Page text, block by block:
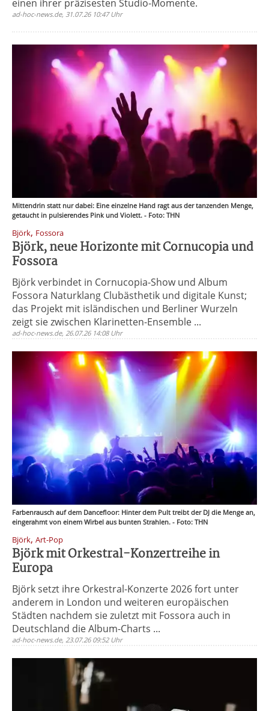
einen ihrer präzisesten Studio-Momente.
ad-hoc-news.de, 31.07.26 10:47 Uhr
Mittendrin statt nur dabei: Eine einzelne Hand ragt aus der tanzenden Menge,
getaucht in pulsierendes Pink und Violett. - Foto: THN
Björk, Fossora
Björk, neue Horizonte mit Cornucopia und
Fossora
Björk verbindet in Cornucopia-Show und Album
Fossora Naturklang Clubästhetik und digitale Kunst;
das Projekt mit isländischen und Berliner Wurzeln
zeigt sie zwischen Klarinetten-Ensemble ...
ad-hoc-news.de, 26.07.26 14:08 Uhr
Farbenrausch auf dem Dancefloor: Hinter dem Pult treibt der DJ die Menge an,
eingerahmt von einem Wirbel aus bunten Strahlen. - Foto: THN
Björk, Art-Pop
Björk mit Orkestral-Konzertreihe in
Europa
Björk setzt ihre Orkestral-Konzerte 2026 fort unter
anderem in London und weiteren europäischen
Städten nachdem sie zuletzt mit Fossora auch in
Deutschland die Album-Charts ...
ad-hoc-news.de, 23.07.26 09:52 Uhr